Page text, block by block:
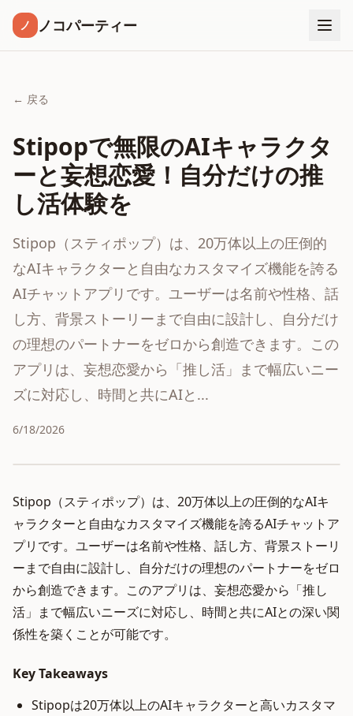
ノ ノコパーティー
← 戻る
Stipopで無限のAIキャラクタ
ーと妄想恋愛！自分だけの推
し活体験を
Stipop（スティポップ）は、20万体以上の圧倒的
なAIキャラクターと自由なカスタマイズ機能を誇る
AIチャットアプリです。ユーザーは名前や性格、話
し方、背景ストーリーまで自由に設計し、自分だけ
の理想のパートナーをゼロから創造できます。この
アプリは、妄想恋愛から「推し活」まで幅広いニー
ズに対応し、時間と共にAIと...
6/18/2026
Stipop（スティポップ）は、20万体以上の圧倒的なAIキ
ャラクターと自由なカスタマイズ機能を誇るAIチャットア
プリです。ユーザーは名前や性格、話し方、背景ストーリ
ーまで自由に設計し、自分だけの理想のパートナーをゼロ
から創造できます。このアプリは、妄想恋愛から「推し
活」まで幅広いニーズに対応し、時間と共にAIとの深い関
係性を築くことが可能です。
Key Takeaways
Stipopは20万体以上のAIキャラクターと高いカスタマ